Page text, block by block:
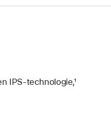
IPS‑technologie,¹